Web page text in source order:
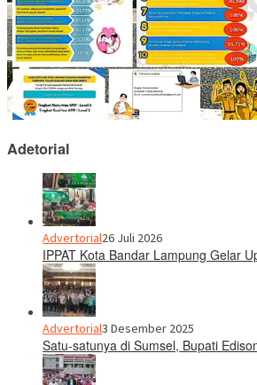
Adetorial
Advertorial26 Juli 2026
IPPAT Kota Bandar Lampung Gelar
Advertorial3 Desember 2025
Satu-satunya di Sumsel, Bupati